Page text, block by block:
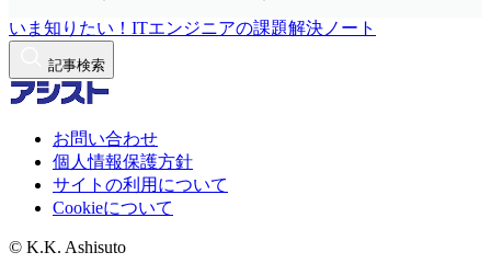
いま知りたい！ITエンジニアの課題解決ノート
記事検索
お問い合わせ
個人情報保護方針
サイトの利用について
Cookieについて
© K.K. Ashisuto